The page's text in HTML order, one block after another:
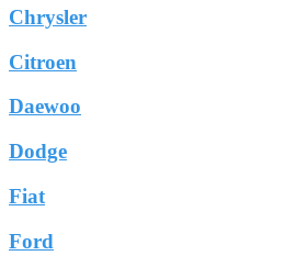
Chrysler
Citroen
Daewoo
Dodge
Fiat
Ford